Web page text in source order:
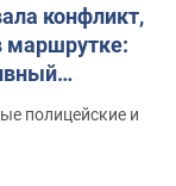
конфликт,
маршрутке:
полицейские и